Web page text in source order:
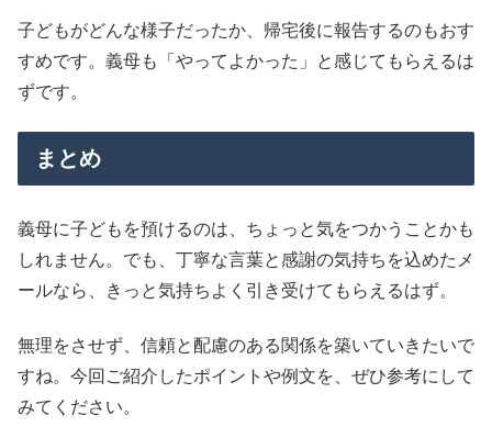
子どもがどんな様子だったか、帰宅後に報告するのもおす
すめです。義母も「やってよかった」と感じてもらえるは
ずです。
まとめ
義母に子どもを預けるのは、ちょっと気をつかうことかも
しれません。でも、丁寧な言葉と感謝の気持ちを込めたメ
ールなら、きっと気持ちよく引き受けてもらえるはず。
無理をさせず、信頼と配慮のある関係を築いていきたいで
すね。今回ご紹介したポイントや例文を、ぜひ参考にして
みてください。